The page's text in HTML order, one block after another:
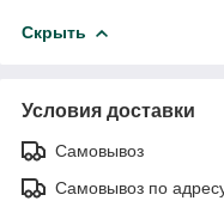
Скрыть
Условия доставки
Самовывоз
Самовывоз по